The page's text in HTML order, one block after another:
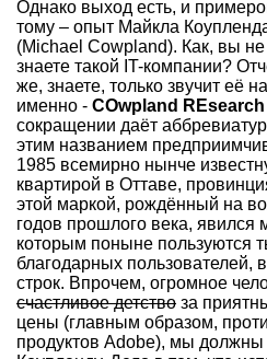
Однако выход есть, и
тому – опыт Майкла
(Michael Cowpland). Как, вы не
знаете такой IT-компании?
же, знаете, только звучит её
именно - COwpland
сокращении даёт
этим названием
1985 всемирно нынче
квартирой в Оттаве,
этой маркой, рождённый на
годов прошлого века, явился
которым поныне пользуются
благодарных пользователей,
строк. Впрочем, огромное
счастливое детство за
цены (главным образом,
продуктов Adobe), мы должны